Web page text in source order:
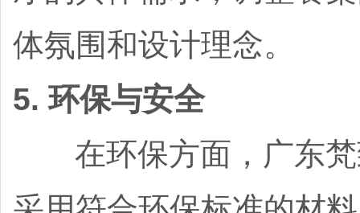
体氛围和设计理念。
5. 环保与安全
在环保方面，广东梵